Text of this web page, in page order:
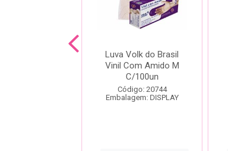
Luva Volk do Brasil
Vinil Com Amido M
C/100un
Código: 20744
Embalagem: DISPLAY